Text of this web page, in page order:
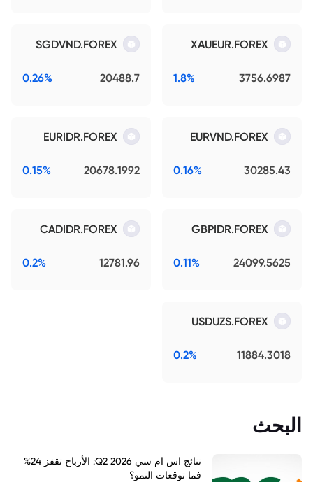
XAUEUR.FOREX
3756.6987
1.8%
SGDVND.FOREX
20488.7
0.26%
EURVND.FOREX
30285.43
0.16%
EURIDR.FOREX
20678.1992
0.15%
GBPIDR.FOREX
24099.5625
0.11%
CADIDR.FOREX
12781.96
0.2%
USDUZS.FOREX
11884.3018
0.2%
البحث
نتائج اس ام سي Q2 2026: الأرباح تقفز 24%
فما توقعات النمو؟